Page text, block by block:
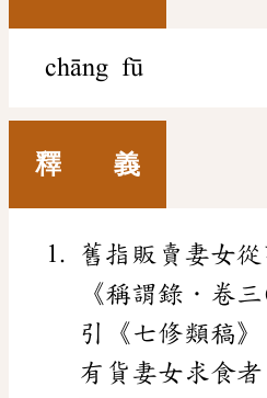
chāng fū
釋 義
舊指販賣妻女
《稱謂錄．卷
引《七修類稿
有貨妻女求食